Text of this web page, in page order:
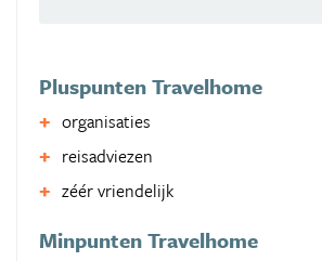
Pluspunten Travelhome
organisaties
reisadviezen
zéér vriendelijk
Minpunten Travelhome